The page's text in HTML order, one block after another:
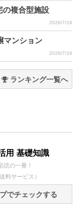
の複合型施設
2026/7/16
マンション
2026/7/16
ランキング一覧へ
用 基礎知識
読の一冊！
料サービス）
でチェックする